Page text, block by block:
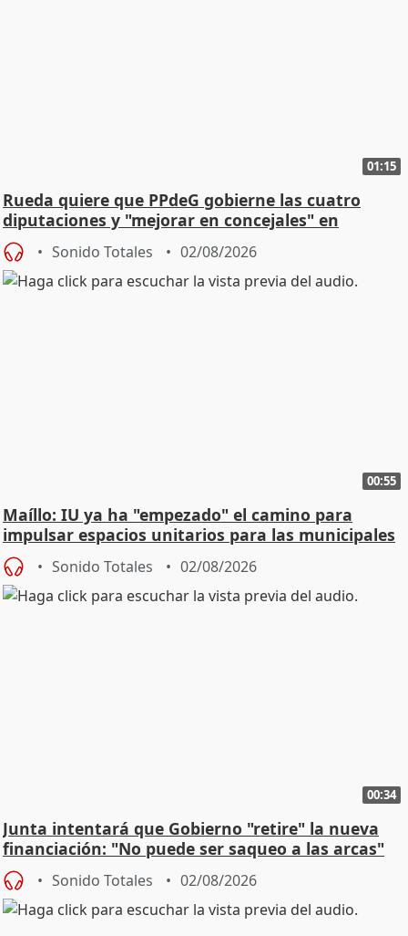
01:15
Rueda quiere que PPdeG gobierne las cuatro
diputaciones y "mejorar en concejales" en
ciudades
Sonido Totales 02/08/2026
00:55
Maíllo: IU ya ha "empezado" el camino para
impulsar espacios unitarios para las municipales
Sonido Totales 02/08/2026
00:34
Junta intentará que Gobierno "retire" la nueva
financiación: "No puede ser saqueo a las arcas"
Sonido Totales 02/08/2026